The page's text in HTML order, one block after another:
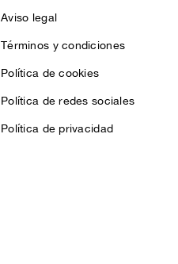
Aviso legal
Términos y condiciones
Política de cookies
Política de redes sociales
Política de privacidad